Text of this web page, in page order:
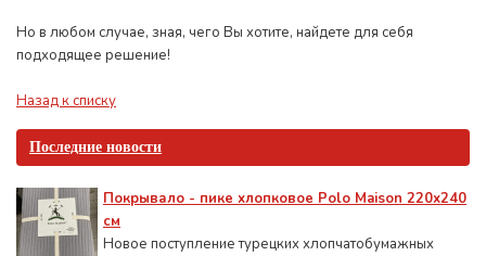
Последние новости
Покрывало - пике хлопковое Polo Maison 220х240
см
Новое поступление турецких хлопчатобумажных
Но в любом случае, зная, чего Вы хотите, найдете для себя
подходящее решение!
Назад к списку